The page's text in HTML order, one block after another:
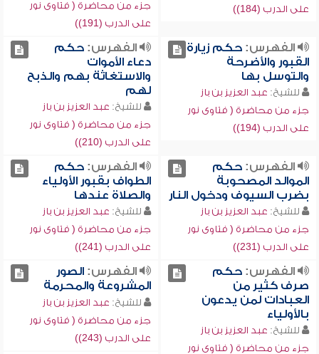
على الدرب (184))
جزء من محاضرة ( فتاوى نور
على الدرب (191))
الفهرس:حكم زيارة
القبور والأضرحة
والتوسل بها
للشيخ: عبد العزيز بن باز
جزء من محاضرة ( فتاوى نور
على الدرب (194))
الفهرس:حكم
دعاء الأموات
والاستغاثة بهم والذبح
لهم
للشيخ: عبد العزيز بن باز
جزء من محاضرة ( فتاوى نور
على الدرب (210))
الفهرس:حكم
الموالد المصحوبة
بضرب السيوف ودخول النار
للشيخ: عبد العزيز بن باز
جزء من محاضرة ( فتاوى نور
على الدرب (231))
الفهرس:حكم
الطواف بقبور الأولياء
والصلاة عندها
للشيخ: عبد العزيز بن باز
جزء من محاضرة ( فتاوى نور
على الدرب (241))
الفهرس:حكم
صرف كثير من
العبادات لمن يدعون
بالأولياء
للشيخ: عبد العزيز بن باز
جزء من محاضرة ( فتاوى نور
الفهرس:الصور
المشروعة والمحرمة
للشيخ: عبد العزيز بن باز
جزء من محاضرة ( فتاوى نور
على الدرب (243))